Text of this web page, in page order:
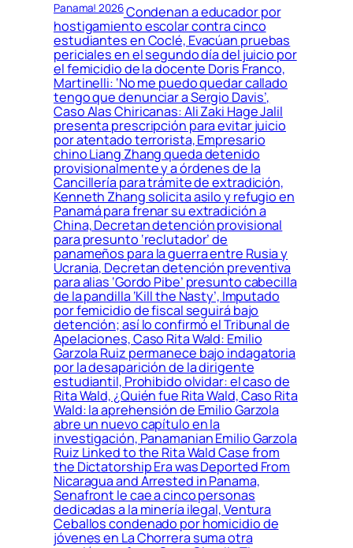
Panama! 2026Condenan a educador por
hostigamiento escolar contra cinco
estudiantes en Coclé, Evacúan pruebas
periciales en el segundo día del juicio por
el femicidio de la docente Doris Franco,
Martinelli: ‘No me puedo quedar callado
tengo que denunciar a Sergio Davis’,
Caso Alas Chiricanas: Ali Zaki Hage Jalil
presenta prescripción para evitar juicio
por atentado terrorista, Empresario
chino Liang Zhang queda detenido
provisionalmente y a órdenes de la
Cancillería para trámite de extradición,
Kenneth Zhang solicita asilo y refugio en
Panamá para frenar su extradición a
China, Decretan detención provisional
para presunto ‘reclutador’ de
panameños para la guerra entre Rusia y
Ucrania, Decretan detención preventiva
para alias ‘Gordo Pibe’ presunto cabecilla
de la pandilla ‘Kill the Nasty’, Imputado
por femicidio de fiscal seguirá bajo
detención; así lo confirmó el Tribunal de
Apelaciones, Caso Rita Wald: Emilio
Garzola Ruiz permanece bajo indagatoria
por la desaparición de la dirigente
estudiantil, Prohibido olvidar: el caso de
Rita Wald, ¿Quién fue Rita Wald, Caso Rita
Wald: la aprehensión de Emilio Garzola
abre un nuevo capítulo en la
investigación, Panamanian Emilio Garzola
Ruiz Linked to the Rita Wald Case from
the Dictatorship Era was Deported From
Nicaragua and Arrested in Panama,
Senafront le cae a cinco personas
dedicadas a la minería ilegal, Ventura
Ceballos condenado por homicidio de
jóvenes en La Chorrera suma otra